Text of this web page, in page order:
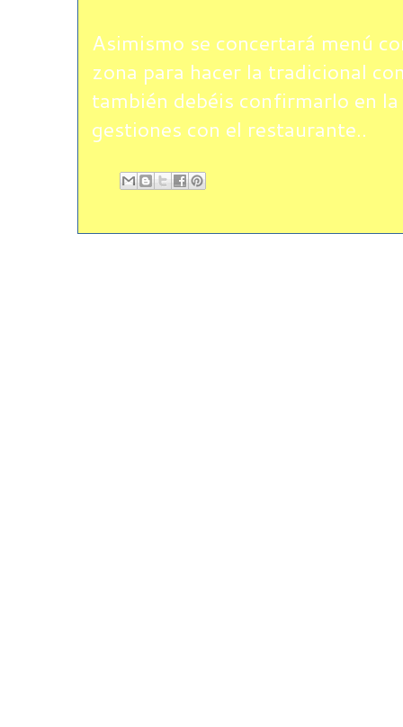
Asimismo se concertará menú
zona para hacer la tradicional
también debéis confirmarlo en
gestiones con el restaurante..